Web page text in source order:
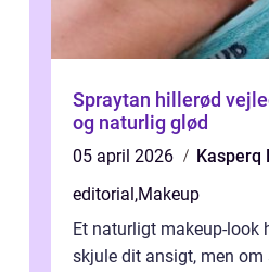
Spraytan hillerød vejledning til en flot
og naturlig glød
05 april 2026
Kasperq
editorial,Makeup
Et naturligt makeup-look
skjule dit ansigt, men